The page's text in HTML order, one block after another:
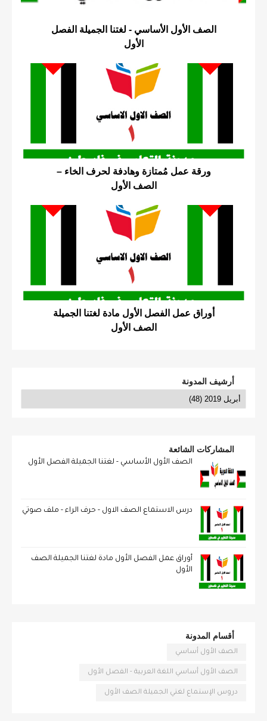
الصف الأول الأساسي - لغتنا الجميلة الفصل
الأول
ورقة عمل مُمتازة وهادفة لحرف الخاء –
الصف الأول
أوراق عمل الفصل الأول مادة لغتنا الجميلة
الصف الأول
أرشيف المدونة
المشاركات الشائعة
الصف الأول الأساسي - لغتنا الجميلة الفصل الأول
درس الاستماع الصف الاول - حرف الراء - ملف صوتي
أوراق عمل الفصل الأول مادة لغتنا الجميلة الصف
الأول
أقسام المدونة
الصف الأول أساسي
الصف الأول أساسي اللغة العربية - الفصل الأول
دروس الإستماع لغتي الجميلة الصف الأول